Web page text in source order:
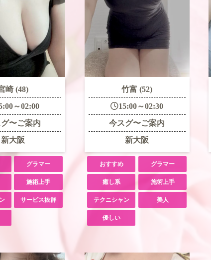
崎 (48)
～02:00
〜ご案内
新大阪
グラマー
施術上手
サービス抜群
竹富 (52)
15:00～02:30
今スグ〜ご案内
新大阪
おすすめ グラマー
癒し系 施術上手
テクニシャン 美人
優しい